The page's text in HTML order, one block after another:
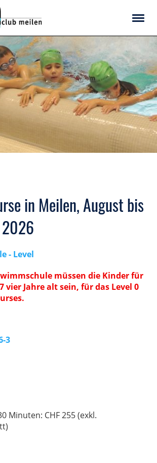
in Meilen, August bis
- Level
müssen die Kinder für
vier Jahre alt sein, für das Level 0
3
Minuten: CHF 255 (exkl.